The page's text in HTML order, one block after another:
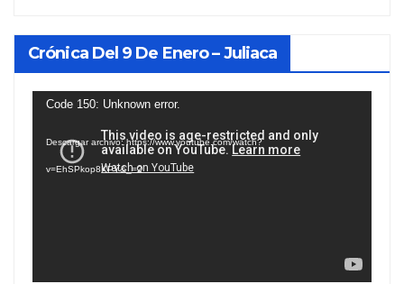
Crónica Del 9 De Enero – Juliaca
Reproductor
vídeo
Code 150: Unknown error.
Descargar archivo: https://www.youtube.com/watch?
v=EhSPkop8KPY&_=2